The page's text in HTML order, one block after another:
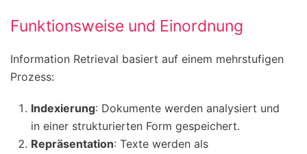
Funktionsweise und Einordnung
Information Retrieval basiert auf einem mehrstufigen
Prozess:
Indexierung: Dokumente werden analysiert und
in einer strukturierten Form gespeichert.
Repräsentation: Texte werden als